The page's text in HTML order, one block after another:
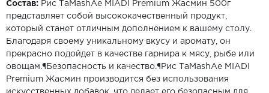
Состав: Рис ТaMashAe МIADI Premium Жасмин 500г
представляет собой высококачественный продукт,
который станет отличным дополнением к вашему столу.
Благодаря своему уникальному вкусу и аромату, он
прекрасно подойдет в качестве гарнира к мясу, рыбе или
овощам.¶Безопасность и качество.¶Рис ТaMashAe МIADI
Premium Жасмин производится без использования